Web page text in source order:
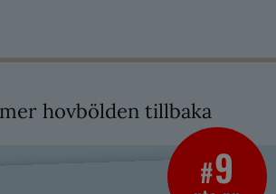
hovbölden tillbaka
#9